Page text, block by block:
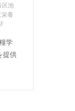
区池
養
学
提供